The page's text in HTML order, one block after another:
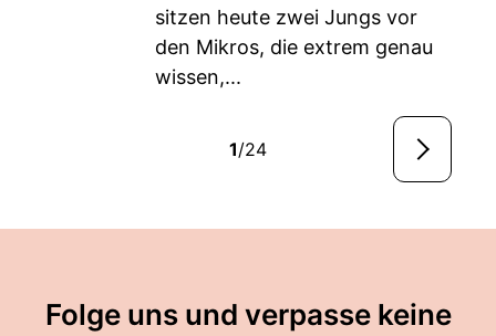
sitzen heute zwei Jungs vor
den Mikros, die extrem genau
wissen,...
1/24
Folge uns und verpasse keine